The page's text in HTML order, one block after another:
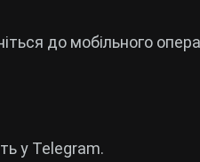
до мобільного
у Telegram.